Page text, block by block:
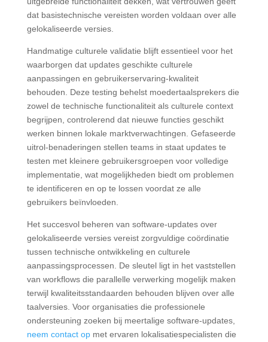
dat basistechnische vereisten worden voldaan over alle
gelokaliseerde versies.
Handmatige culturele validatie blijft essentieel voor het
waarborgen dat updates geschikte culturele
aanpassingen en gebruikerservaring-kwaliteit
behouden. Deze testing behelst moedertaalsprekers die
zowel de technische functionaliteit als culturele context
begrijpen, controlerend dat nieuwe functies geschikt
werken binnen lokale marktverwachtingen. Gefaseerde
uitrol-benaderingen stellen teams in staat updates te
testen met kleinere gebruikersgroepen voor volledige
implementatie, wat mogelijkheden biedt om problemen
te identificeren en op te lossen voordat ze alle
gebruikers beïnvloeden.
Het succesvol beheren van software-updates over
gelokaliseerde versies vereist zorgvuldige coördinatie
tussen technische ontwikkeling en culturele
aanpassingsprocessen. De sleutel ligt in het vaststellen
van workflows die parallelle verwerking mogelijk maken
terwijl kwaliteitsstandaarden behouden blijven over alle
taalversies. Voor organisaties die professionele
ondersteuning zoeken bij meertalige software-updates,
neem contact opmet ervaren lokalisatiespecialisten die